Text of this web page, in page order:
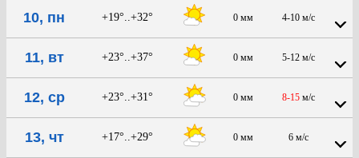
10, пн +19°..+32° 0 мм 4-10 м/с
11, вт +23°..+37° 0 мм 5-12 м/с
12, ср +23°..+31° 0 мм 8-15 м/с
13, чт +17°..+29° 0 мм 6 м/с